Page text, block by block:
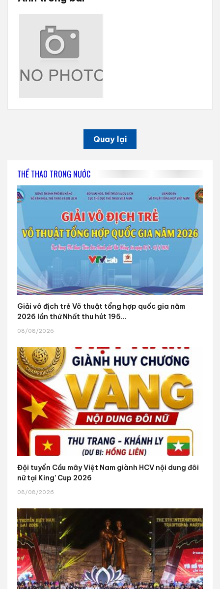
Quay lại
THỂ THAO TRONG NƯỚC
Giải vô địch trẻ Võ thuật tổng hợp quốc gia năm
2026 lần thứ Nhất thu hút 195...
08/08/2026
Đội tuyển Cầu mây Việt Nam giành HCV nội dung đôi
nữ tại King’ Cup 2026
08/08/2026